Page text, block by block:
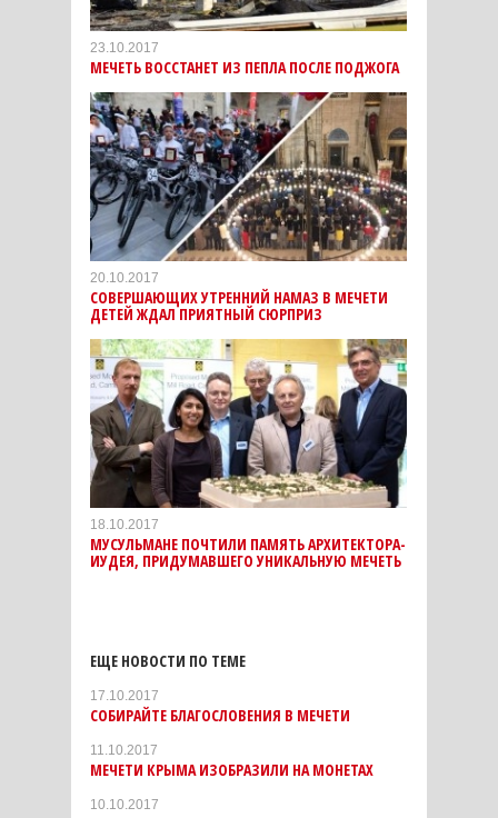
23.10.2017
МЕЧЕТЬ ВОССТАНЕТ ИЗ ПЕПЛА ПОСЛЕ ПОДЖОГА
20.10.2017
СОВЕРШАЮЩИХ УТРЕННИЙ НАМАЗ В МЕЧЕТИ
ДЕТЕЙ ЖДАЛ ПРИЯТНЫЙ СЮРПРИЗ
18.10.2017
МУСУЛЬМАНЕ ПОЧТИЛИ ПАМЯТЬ АРХИТЕКТОРА-
ИУДЕЯ, ПРИДУМАВШЕГО УНИКАЛЬНУЮ МЕЧЕТЬ
ЕЩЕ НОВОСТИ ПО ТЕМЕ
17.10.2017
СОБИРАЙТЕ БЛАГОСЛОВЕНИЯ В МЕЧЕТИ
11.10.2017
МЕЧЕТИ КРЫМА ИЗОБРАЗИЛИ НА МОНЕТАХ
10.10.2017